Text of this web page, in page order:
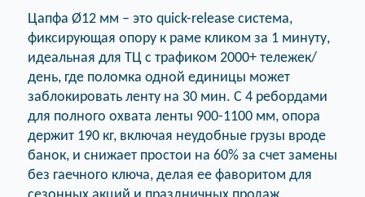
Цапфа Ø12 мм – это quick-release система,
фиксирующая опору к раме кликом за 1 минуту,
идеальная для ТЦ с трафиком 2000+ тележек/
день, где поломка одной единицы может
заблокировать ленту на 30 мин. С 4 ребордами
для полного охвата ленты 900-1100 мм, опора
держит 190 кг, включая неудобные грузы вроде
банок, и снижает простои на 60% за счет замены
без гаечного ключа, делая ее фаворитом для